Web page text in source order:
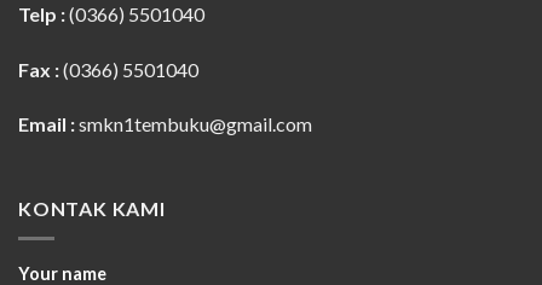
Telp :(0366) 5501040
Fax :(0366) 5501040
Email :smkn1tembuku@gmail.com
KONTAK KAMI
Your name